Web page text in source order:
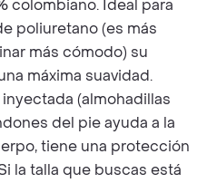
colombiano. Ideal para
poliuretano (es más
más cómodo) su
máxima suavidad.
(almohadillas
del pie ayuda a la
tiene una protección
la talla que buscas está